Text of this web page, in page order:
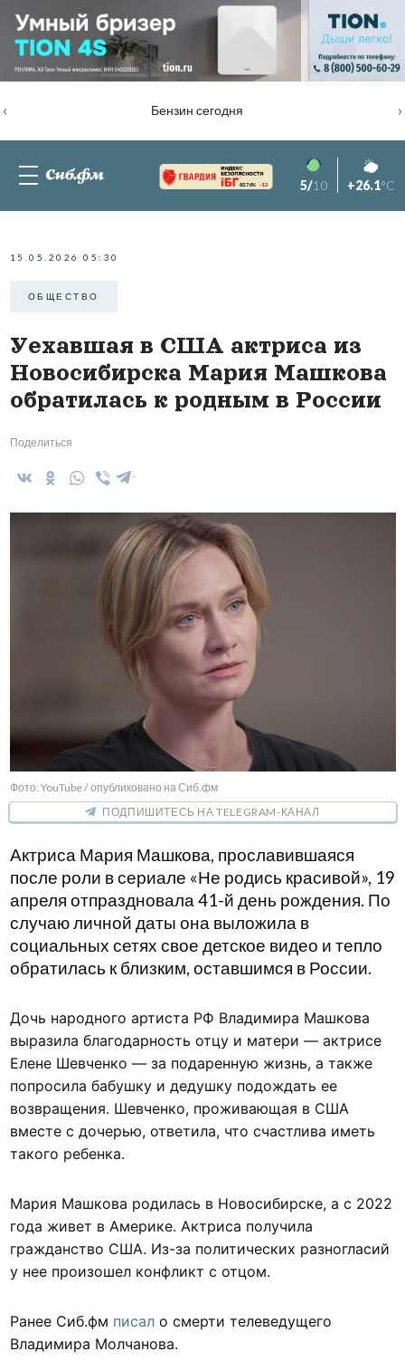
Бензин сегодня
‹ ›
82.76% -1.2 5/10 +26.1°C
15.05.2026 05:30
ОБЩЕСТВО
Уехавшая в США актриса из
Новосибирска Мария Машкова
обратилась к родным в России
Поделиться
Фото: YouTube / опубликовано на Сиб.фм
ПОДПИШИТЕСЬ НА TELEGRAM-КАНАЛ
Актриса Мария Машкова, прославившаяся
после роли в сериале «Не родись красивой», 19
апреля отпраздновала 41-й день рождения. По
случаю личной даты она выложила в
социальных сетях свое детское видео и тепло
обратилась к близким, оставшимся в России.
Дочь народного артиста РФ Владимира Машкова
выразила благодарность отцу и матери — актрисе
Елене Шевченко — за подаренную жизнь, а также
попросила бабушку и дедушку подождать ее
возвращения. Шевченко, проживающая в США
вместе с дочерью, ответила, что счастлива иметь
такого ребенка.
Мария Машкова родилась в Новосибирске, а с 2022
года живет в Америке. Актриса получила
гражданство США. Из-за политических разногласий
у нее произошел конфликт с отцом.
Ранее Сиб.фм писало смерти телеведущего
Владимира Молчанова.